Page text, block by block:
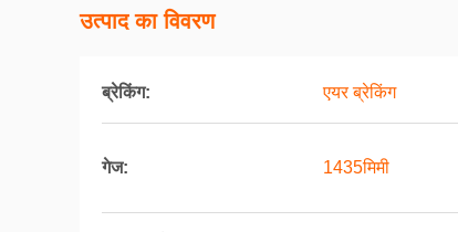
उत्पाद का विवरण
ब्रेकिंग: एयर ब्रेकिंग
गेज: 1435मिमी